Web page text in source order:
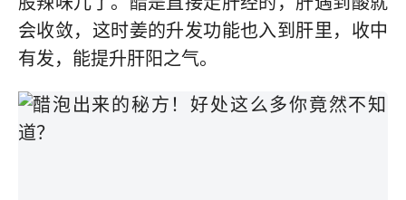
会收敛，这时姜的升发功能也入到肝里，收中
有发，能提升肝阳之气。